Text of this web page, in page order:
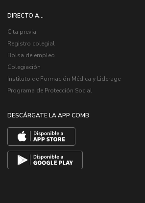
DIRECTO A...
Cita previa
Registro colegial
Bolsa de empleo
Colegiación
Instituto de Formación Médica y Liderage
Programa de Protección Social
DESCÁRGATE LA APP COMB